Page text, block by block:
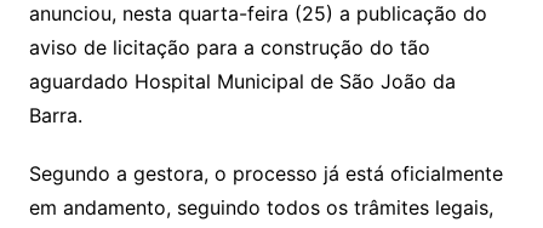
anunciou, nesta quarta-feira (25) a publicação do
aviso de licitação para a construção do tão
aguardado Hospital Municipal de São João da
Barra.
Segundo a gestora, o processo já está oficialmente
em andamento, seguindo todos os trâmites legais,